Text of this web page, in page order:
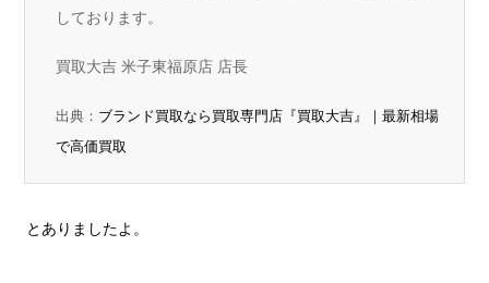
しております。
買取大吉 米子東福原店 店長
出典： ブランド買取なら買取専門店『買取大吉』｜最新相場
で高価買取
とありましたよ。